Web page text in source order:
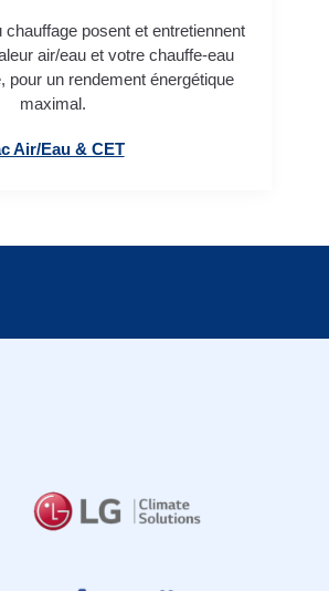
posent et entretiennent
air/eau et votre chauffe-eau
pour un rendement énergétique
maximal.
Air/Eau & CET